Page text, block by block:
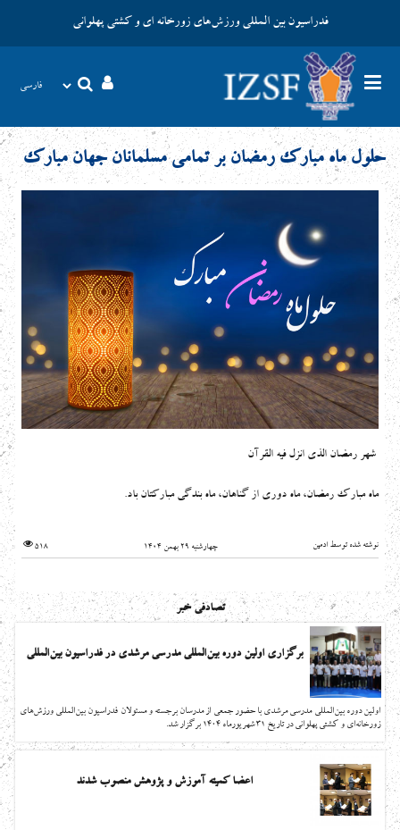
فدراسیون بین المللی ورزش‌های زورخانه ای و کشتی پهلوانی
حلول ماه مبارک رمضان بر تمامی مسلمانان جهان مبارک
شهر رمضان الذی انزل فیه القرآن
ماه مبارک رمضان، ماه دوری از گناهان، ماه بندگی مبارکتان باد.
نوشته شده توسط ادمین چهارشنبه 29 بهمن 1404 518
تصادفی خبر
برگزاری اولین دوره بین‌المللی مدرسی مرشدی در فدراسیون بین‌المللی
اولین دوره بین‌المللی مدرسی مرشدی با حضور جمعی از مدرسان برجسته و مسئولان فدراسیون بین‌المللی ورزش‌های
زورخانه‌ای و کشتی پهلوانی در تاریخ 31 شهریورماه 1404 برگزار شد.
اعضا کمیته آموزش و پژوهش منصوب شدند